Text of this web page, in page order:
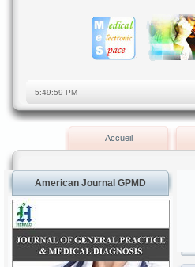
Accueil
American Journal GPMD